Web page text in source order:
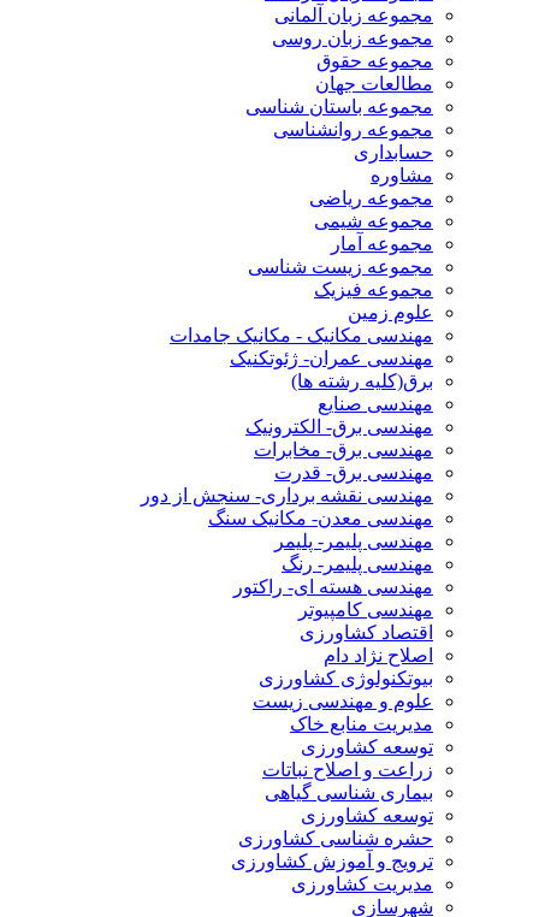
مجموعه زبان آلمانی
مجموعه زبان روسی
مجموعه حقوق
مطالعات جهان
مجموعه باستان شناسی
مجموعه روانشناسی
حسابداری
مشاوره
مجموعه ریاضی
مجموعه شیمی
مجموعه آمار
مجموعه زیست شناسی
مجموعه فیزیک
علوم زمین
مهندسی مکانیک - مکانیک جامدات
مهندسی عمران- ژئوتکنیک
برق(کلیه رشته ها)
مهندسی صنایع
مهندسی برق- الکترونیک
مهندسی برق- مخابرات
مهندسی برق- قدرت
مهندسی نقشه برداری- سنجش از دور
مهندسی معدن- مکانیک سنگ
مهندسی پلیمر- پلیمر
مهندسی پلیمر- رنگ
مهندسی هسته ای- راکتور
مهندسی کامپیوتر
اقتصاد کشاورزی
اصلاح نژاد دام
بیوتکنولوژی کشاورزی
علوم و مهندسی زیست
مدیریت منابع خاک
توسعه کشاورزی
زراعت و اصلاح نباتات
بیماری شناسی گیاهی
توسعه کشاورزی
حشره شناسی کشاورزی
ترویج و آموزش کشاورزی
مدیریت کشاورزی
شهرسازی